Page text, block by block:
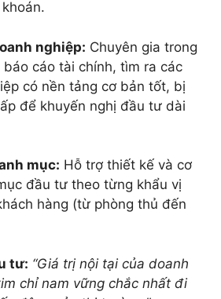
nghiệp: Chuyên gia trong
báo cáo tài chính, tìm ra các
có nền tảng cơ bản tốt, bị
để khuyến nghị đầu tư dài
mục: Hỗ trợ thiết kế và cơ
đầu tư theo từng khẩu vị
hàng (từ phòng thủ đến
tư: “Giá trị nội tại của doanh
chỉ nam vững chắc nhất đi